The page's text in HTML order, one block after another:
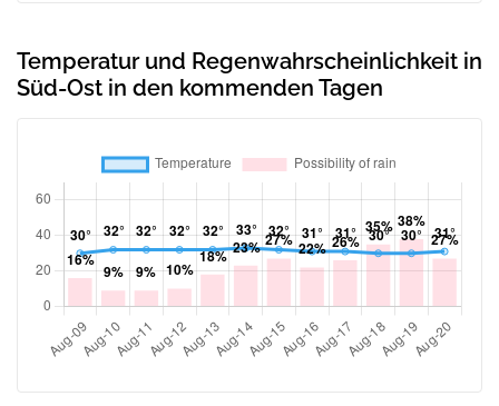
Temperatur und Regenwahrscheinlichkeit in
Süd-Ost in den kommenden Tagen